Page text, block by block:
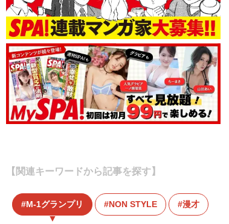
【関連キーワードから記事を探す】
M-1グランプリ NON STYLE 漫才